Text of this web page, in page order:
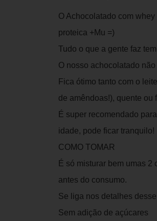
O Achocolatado com
proteica +Mu =)
Tudo o que a gente faz
O nosso achocolatado
Fica ótimo tanto com o
de amêndoas!), quente ou
É super recomendado
idade, pode ficar tranquilo!
COMO TOMAR
É só misturar bem umas 2
antes do consumo.
Se liga nos detalhes
Sem adição de açúcares